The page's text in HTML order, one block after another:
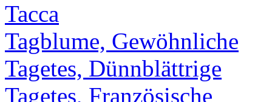
Tacca
Tagblume, Gewöhnliche
Tagetes, Dünnblättrige
Tagetes, Französische